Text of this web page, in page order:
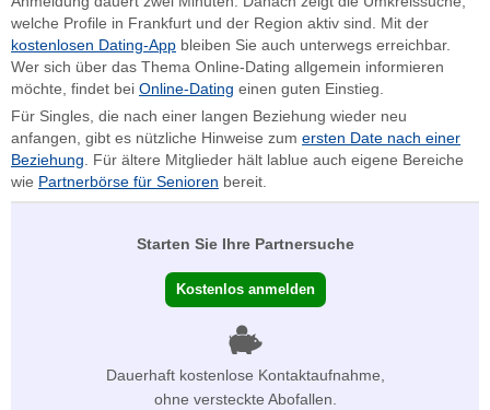
welche Profile in Frankfurt und der Region aktiv sind. Mit der
kostenlosen Dating-App bleiben Sie auch unterwegs erreichbar.
Wer sich über das Thema Online-Dating allgemein informieren
möchte, findet bei Online-Dating einen guten Einstieg.
Für Singles, die nach einer langen Beziehung wieder neu
anfangen, gibt es nützliche Hinweise zum ersten Date nach einer
Beziehung. Für ältere Mitglieder hält lablue auch eigene Bereiche
wie Partnerbörse für Senioren bereit.
Starten Sie Ihre Partnersuche
Kostenlos anmelden
Dauerhaft kostenlose Kontaktaufnahme,
ohne versteckte Abofallen.